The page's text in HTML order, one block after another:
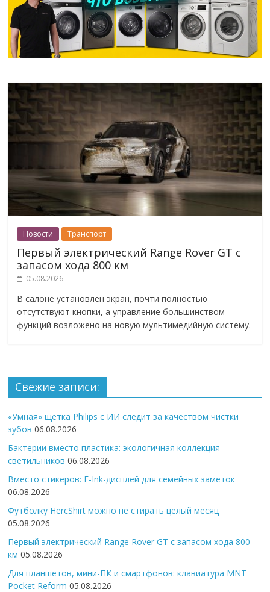
Новости Транспорт
Первый электрический Range Rover GT с
запасом хода 800 км
05.08.2026
В салоне установлен экран, почти полностью
отсутствуют кнопки, а управление большинством
функций возложено на новую мультимедийную систему.
Свежие записи:
«Умная» щётка Philips с ИИ следит за качеством чистки
зубов 06.08.2026
Бактерии вместо пластика: экологичная коллекция
светильников 06.08.2026
Вместо стикеров: E-Ink-дисплей для семейных заметок
06.08.2026
Футболку HercShirt можно не стирать целый месяц
05.08.2026
Первый электрический Range Rover GT с запасом хода 800
км 05.08.2026
Для планшетов, мини-ПК и смартфонов: клавиатура MNT
Pocket Reform 05.08.2026